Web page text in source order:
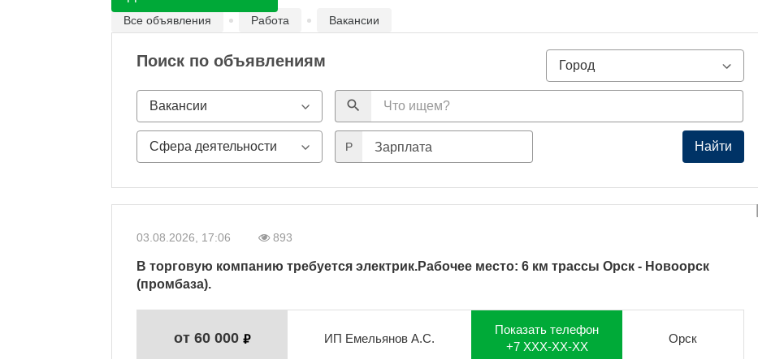
Все объявления Работа Вакансии
Поиск по объявлениям
search
P Зарплата Найти
03.08.2026, 17:06 893
В торговую компанию требуется электрик.Рабочее место: 6 км трассы Орск - Новоорск
(промбаза).
от 60 000 ИП Емельянов А.С.
Показать телефон
+7 XXX-XX-XX
Орск